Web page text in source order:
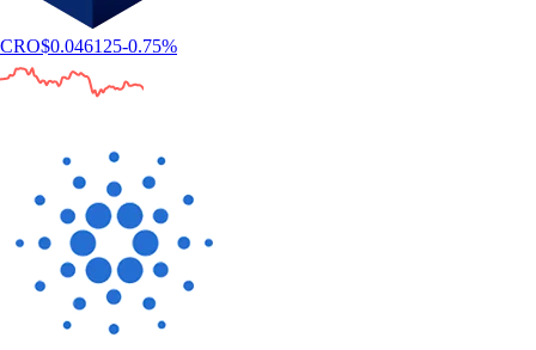
CRO$0.046125-0.75%